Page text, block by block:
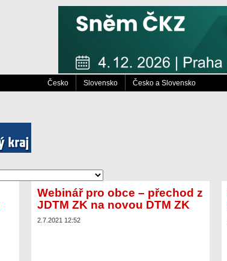
Česko Slovensko Česko a Slovensko
Webinář pro obce – přechod z
JDTM ZK na novou DTM ZK
2.7.2021 12:52